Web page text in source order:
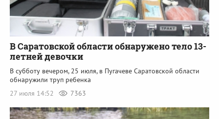
В Саратовской области обнаружено тело 13-
летней девочки
В субботу вечером, 25 июля, в Пугачеве Саратовской области
обнаружили труп ребенка
27 июля 14:52
7363